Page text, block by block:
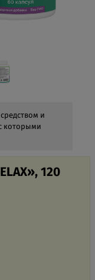
и
которыми
120